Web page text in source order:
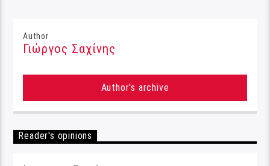
Author
Γιώργος Σαχίνης
Author's archive
Reader's opinions